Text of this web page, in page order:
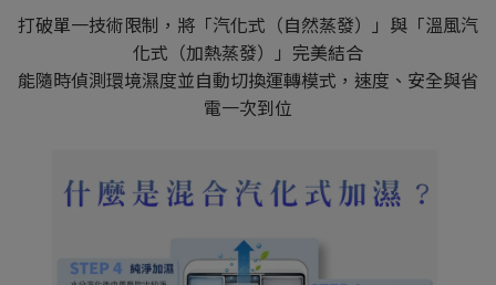
打破單一技術限制，將「汽化式（自然蒸發）」與「溫風汽
化式（加熱蒸發）」完美結合
能隨時偵測環境濕度並自動切換運轉模式，速度、安全與省
電一次到位